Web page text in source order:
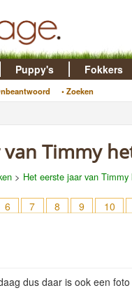
• Zoeken
Puppy's Fokkers
van Timmy
> Het eerste jaar van
6 7 8 9 10
dus daar is ook een